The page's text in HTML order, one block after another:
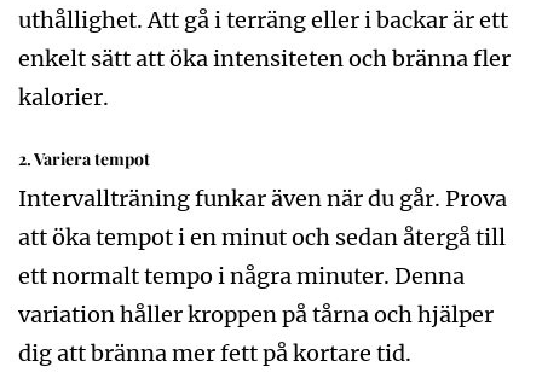
uthållighet. Att gå i terräng eller i backar är ett
enkelt sätt att öka intensiteten och bränna fler
kalorier.
2.Variera tempot
Intervallträning funkar även när du går. Prova
att öka tempot i en minut och sedan återgå till
ett normalt tempo i några minuter. Denna
variation håller kroppen på tårna och hjälper
dig att bränna mer fett på kortare tid.